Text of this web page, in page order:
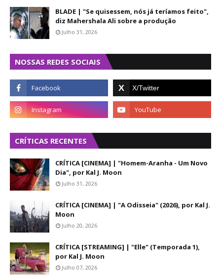
BLADE | "Se quisessem, nós já teríamos feito",
diz Mahershala Ali sobre a produção
Julho 31, 2026
NOSSAS REDES SOCIAIS
CRÍTICAS RECENTES
CRÍTICA [CINEMA] | "Homem-Aranha - Um Novo
Dia", por Kal J. Moon
Julho 31, 2026
CRÍTICA [CINEMA] | "A Odisseia" (2026), por Kal J.
Moon
Julho 20, 2026
CRÍTICA [STREAMING] | "Elle" (Temporada 1),
por Kal J. Moon
Julho 07, 2026